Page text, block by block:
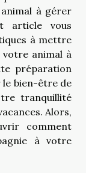
à gérer
article vous
à mettre
animal à
préparation
le bien-être de
tranquillité
Alors,
comment
à votre